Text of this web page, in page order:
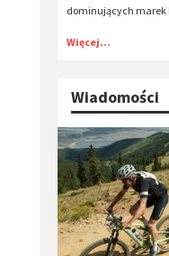
dominujących marek
Więcej...
Wiadomości